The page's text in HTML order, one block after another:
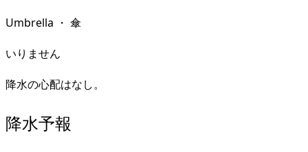
Umbrella ・ 傘
いりません
降水の心配はなし。
降水予報